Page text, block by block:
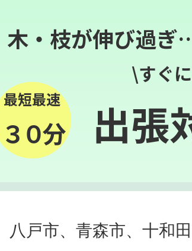
木・枝が伸び過
最短最速
３０分
\すぐ
出張
八戸市、青森市、十和